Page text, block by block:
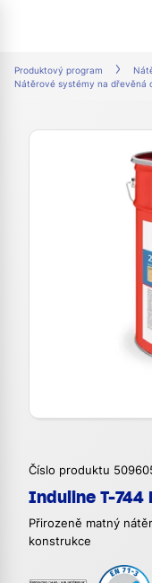
Produktový program
Nátěrové systémy na dřevěná
Číslo produktu
Induline T-744
Přirozeně matný
konstrukce